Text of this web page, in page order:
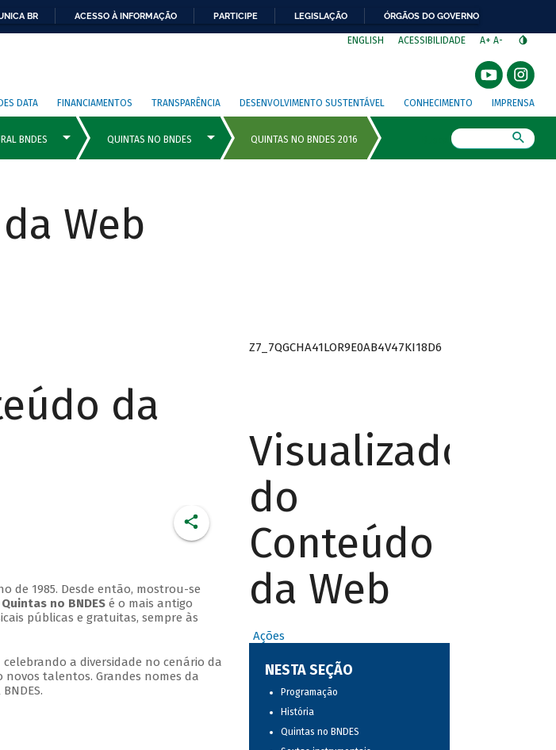
BR ACESSO À INFORMAÇÃO PARTICIPE LEGISLAÇÃO ÓRGÃOS DO GOVERNO
ENGLISH ACESSIBILIDADE A+ A-
DATA FINANCIAMENTOS TRANSPARÊNCIA DESENVOLVIMENTO SUSTENTÁVEL CONHECIMENTO IMPRENSA
Web
da
de 1985. Desde então, mostrou-se
Quintas no BNDESé o mais antigo
públicas e gratuitas, sempre às
a diversidade no cenário da
talentos. Grandes nomes da
Z7_7QGCHA41LOR9E0AB4V47KI18D6
Visualizador
do
Conteúdo
da Web
Ações
NESTA SEÇÃO
Programação
História
Quintas no BNDES